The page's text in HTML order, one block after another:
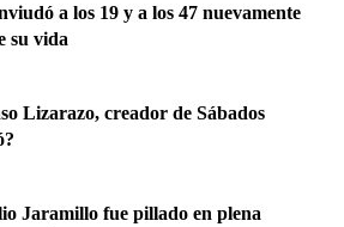
a los 19 y a los 47 nuevamente
su vida
Lizarazo, creador de Sábados
Jaramillo fue pillado en plena